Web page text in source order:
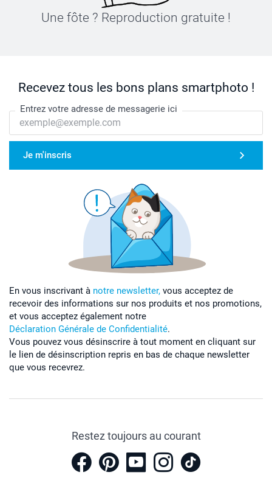
Une fôte ? Reproduction gratuite !
Recevez tous les bons plans smartphoto !
Entrez votre adresse de messagerie ici
Je m'inscris
En vous inscrivant à notre newsletter, vous acceptez de
recevoir des informations sur nos produits et nos promotions,
et vous acceptez également notre
Déclaration Générale de Confidentialité.
Vous pouvez vous désinscrire à tout moment en cliquant sur
le lien de désinscription repris en bas de chaque newsletter
que vous recevrez.
Restez toujours au courant